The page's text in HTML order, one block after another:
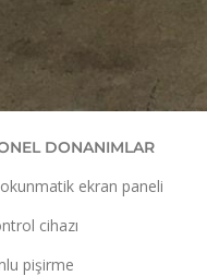
DONANIMLAR
ekran paneli
cihazı
pişirme